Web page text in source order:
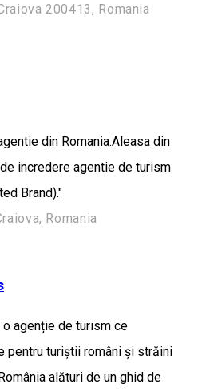
200413, Romania
din Romania.Aleasa din
incredere agentie de turism
Brand)."
Romania
o agenție de turism ce
pentru turiștii români și străini
alături de un ghid de